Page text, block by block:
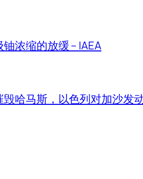
浓缩的放缓 – IAEA
哈马斯，以色列对加沙发